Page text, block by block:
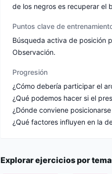
de los negros es recuperar el
Puntos clave de
Búsqueda activa de posición
Observación.
Progresión
¿Cómo debería participar el
¿Qué podemos hacer si el
¿Dónde conviene
Explorar ejercicios por